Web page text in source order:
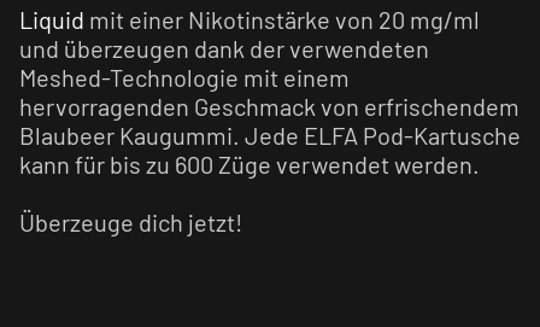
Liquid mit einer Nikotinstärke von 20 mg/ml
und überzeugen dank der verwendeten
Meshed-Technologie mit einem
hervorragenden Geschmack von erfrischendem
Blaubeer Kaugummi. Jede ELFA Pod-Kartusche
kann für bis zu 600 Züge verwendet werden.
Überzeuge dich jetzt!